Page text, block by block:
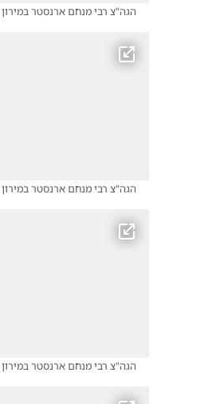
הגה"צ רבי מנחם ארנסטר במירון
הגה"צ רבי מנחם ארנסטר במירון
הגה"צ רבי מנחם ארנסטר במירון